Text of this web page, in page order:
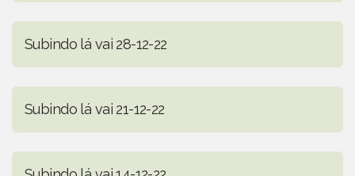
Subindo lá vai 28-12-22
Subindo lá vai 21-12-22